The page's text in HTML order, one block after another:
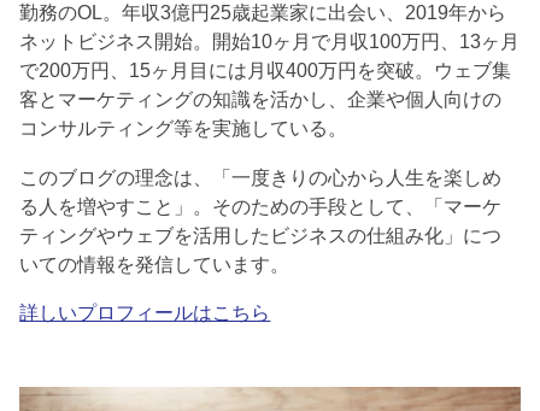
勤務のOL。年収3億円25歳起業家に出会い、2019年から
ネットビジネス開始。開始10ヶ月で月収100万円、13ヶ月
で200万円、15ヶ月目には月収400万円を突破。ウェブ集
客とマーケティングの知識を活かし、企業や個人向けの
コンサルティング等を実施している。
このブログの理念は、「一度きりの心から人生を楽しめ
る人を増やすこと」。そのための手段として、「マーケ
ティングやウェブを活用したビジネスの仕組み化」につ
いての情報を発信しています。
詳しいプロフィールはこちら